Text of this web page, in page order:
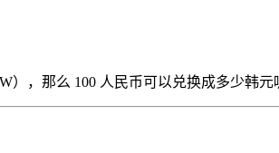
），那么 100 人民币可以兑换成多少韩元